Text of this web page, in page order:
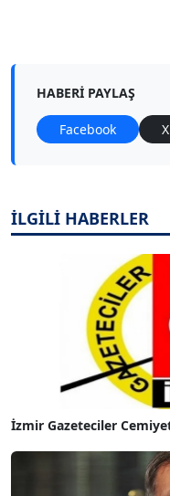
HABERI PAYLAŞ
Facebook X
İLGİLİ HABERLER
İzmir Gazeteciler